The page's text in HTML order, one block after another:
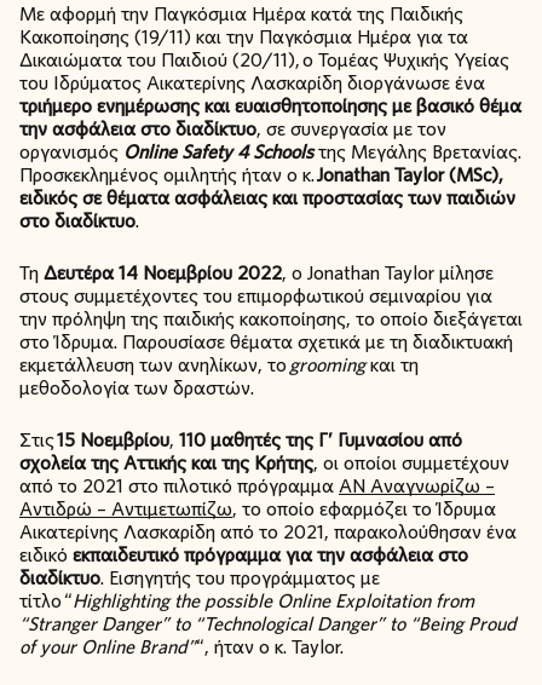
Με αφορμή την Παγκόσμια Ημέρα κατά της Παιδικής
Κακοποίησης (19/11) και την Παγκόσμια Ημέρα για τα
Δικαιώματα του Παιδιού (20/11), ο Τομέας Ψυχικής Υγείας
του Ιδρύματος Αικατερίνης Λασκαρίδη διοργάνωσε ένα
τριήμερο ενημέρωσης και ευαισθητοποίησης με βασικό θέμα
την ασφάλεια στο διαδίκτυο, σε συνεργασία με τον
οργανισμός Online Safety 4 Schoolsτης Μεγάλης Βρετανίας.
Προσκεκλημένος ομιλητής ήταν ο κ.Jonathan Taylor (MSc),
ειδικός σε θέματα ασφάλειας και προστασίας των παιδιών
στο διαδίκτυο.
ΤηΔευτέρα 14 Νοεμβρίου 2022, o Jonathan Taylor μίλησε
στους συμμετέχοντες του επιμορφωτικού σεμιναρίου για
την πρόληψη της παιδικής κακοποίησης, το οποίο διεξάγεται
στο Ίδρυμα. Παρουσίασε θέματα σχετικά με τη διαδικτυακή
εκμετάλλευση των ανηλίκων, τοgroomingκαι τη
μεθοδολογία των δραστών.
Στις15 Νοεμβρίου, 110 μαθητές της Γ’ Γυμνασίου από
σχολεία της Αττικής και της Κρήτης, οι οποίοι συμμετέχουν
από το 2021 στο πιλοτικό πρόγραμμαΑΝ Αναγνωρίζω –
Αντιδρώ – Αντιμετωπίζω, το οποίο εφαρμόζει το Ίδρυμα
Αικατερίνης Λασκαρίδη από το 2021, παρακολούθησαν ένα
ειδικό εκπαιδευτικό πρόγραμμα για την ασφάλεια στο
διαδίκτυο. Εισηγητής του προγράμματος με
τίτλο “Highlighting the possible Online Exploitation from
“Stranger Danger” to “Technological Danger” to “Being Proud
of your Online Brand”“, ήταν ο κ. Taylor.